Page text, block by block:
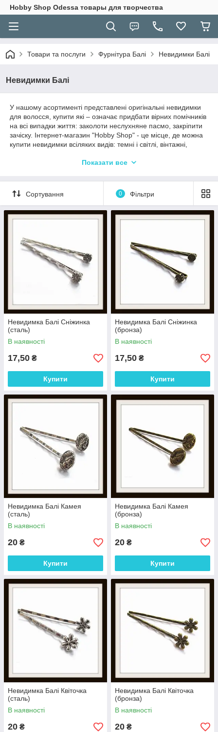
Hobbу Shop Odessa товары для творчества
Товари та послуги Фурнітура Балі Невидимки Балі
Невидимки Балі
У нашому асортименті представлені оригінальні невидимки
для волосся, купити які – означає придбати вірних помічників
на всі випадки життя: заколоти неслухняне пасмо, закріпити
зачіску. Інтернет-магазин "Hobby Shop" - це місце, де можна
купити невидимки всіляких видів: темні і світлі, вінтажні,
невидимка - вірний друг кожної дівчини!
Показати все
Сортування 0 Фільтри
Невидимка Балі Сніжинка
(сталь)
В наявності
17,50 ₴
Купити
Невидимка Балі Сніжинка
(бронза)
В наявності
17,50 ₴
Купити
Невидимка Балі Камея
(сталь)
В наявності
20 ₴
Купити
Невидимка Балі Камея
(бронза)
В наявності
20 ₴
Купити
Невидимка Балі Квіточка
(сталь)
В наявності
20 ₴
Невидимка Балі Квіточка
(бронза)
В наявності
20 ₴